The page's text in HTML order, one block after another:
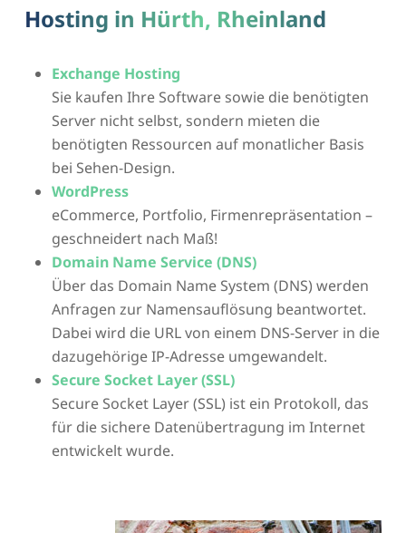
Hosting in Hürth, Rheinland
Exchange Hosting
Sie kaufen Ihre Software sowie die benötigten
Server nicht selbst, sondern mieten die
benötigten Ressourcen auf monatlicher Basis
bei Sehen-Design.
WordPress
eCommerce, Portfolio, Firmenrepräsentation –
geschneidert nach Maß!
Domain Name Service (DNS)
Über das Domain Name System (DNS) werden
Anfragen zur Namensauflösung beantwortet.
Dabei wird die URL von einem DNS-Server in die
dazugehörige IP-Adresse umgewandelt.
Secure Socket Layer (SSL)
Secure Socket Layer (SSL) ist ein Protokoll, das
für die sichere Datenübertragung im Internet
entwickelt wurde.